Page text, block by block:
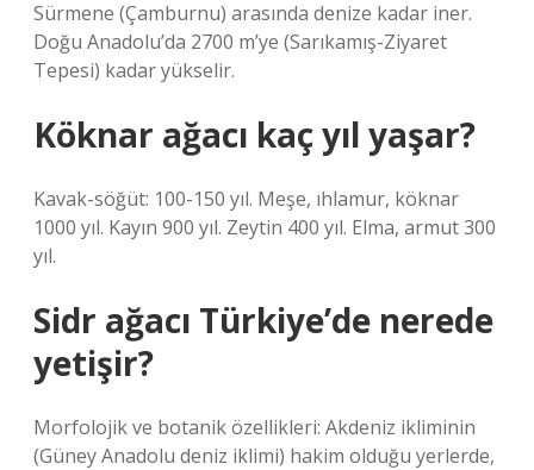
Sürmene (Çamburnu) arasında denize kadar iner.
Doğu Anadolu’da 2700 m’ye (Sarıkamış-Ziyaret
Tepesi) kadar yükselir.
Köknar ağacı kaç yıl yaşar?
Kavak-söğüt: 100-150 yıl. Meşe, ıhlamur, köknar
1000 yıl. Kayın 900 yıl. Zeytin 400 yıl. Elma, armut 300
yıl.
Sidr ağacı Türkiye’de nerede
yetişir?
Morfolojik ve botanik özellikleri: Akdeniz ikliminin
(Güney Anadolu deniz iklimi) hakim olduğu yerlerde,